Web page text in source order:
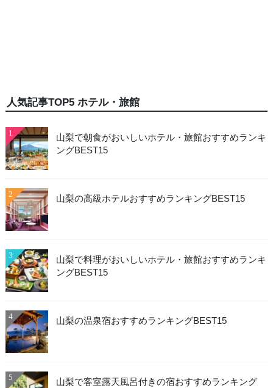
人気記事TOP5 ホテル・旅館
1
山梨で朝食がおいしいホテル・旅館おすすめランキ
ングBEST15
2 山梨の高級ホテルおすすめランキングBEST15
3
山梨で料理がおいしいホテル・旅館おすすめランキ
ングBEST15
4 山梨の温泉宿おすすめランキングBEST15
5
山梨で客室露天風呂付きの宿おすすめランキング